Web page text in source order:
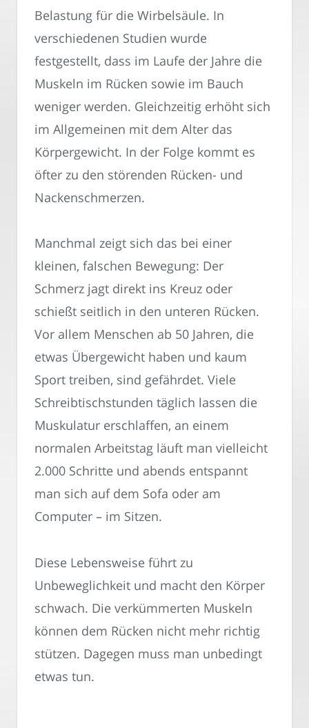
Belastung für die Wirbelsäule. In
verschiedenen Studien wurde
festgestellt, dass im Laufe der Jahre die
Muskeln im Rücken sowie im Bauch
weniger werden. Gleichzeitig erhöht sich
im Allgemeinen mit dem Alter das
Körpergewicht. In der Folge kommt es
öfter zu den störenden Rücken- und
Nackenschmerzen.
Manchmal zeigt sich das bei einer
kleinen, falschen Bewegung: Der
Schmerz jagt direkt ins Kreuz oder
schießt seitlich in den unteren Rücken.
Vor allem Menschen ab 50 Jahren, die
etwas Übergewicht haben und kaum
Sport treiben, sind gefährdet. Viele
Schreibtischstunden täglich lassen die
Muskulatur erschlaffen, an einem
normalen Arbeitstag läuft man vielleicht
2.000 Schritte und abends entspannt
man sich auf dem Sofa oder am
Computer – im Sitzen.
Diese Lebensweise führt zu
Unbeweglichkeit und macht den Körper
schwach. Die verkümmerten Muskeln
können dem Rücken nicht mehr richtig
stützen. Dagegen muss man unbedingt
etwas tun.